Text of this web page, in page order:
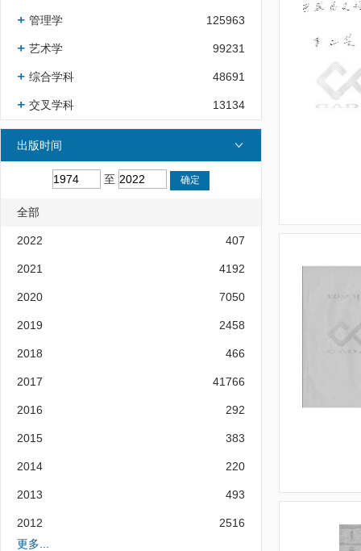
管理学 125963
艺术学 99231
综合学科 48691
交叉学科 13134
出版时间
至
全部
2022 407
2021 4192
2020 7050
2019 2458
2018 466
2017 41766
2016 292
2015 383
2014 220
2013 493
2012
2516
更多...